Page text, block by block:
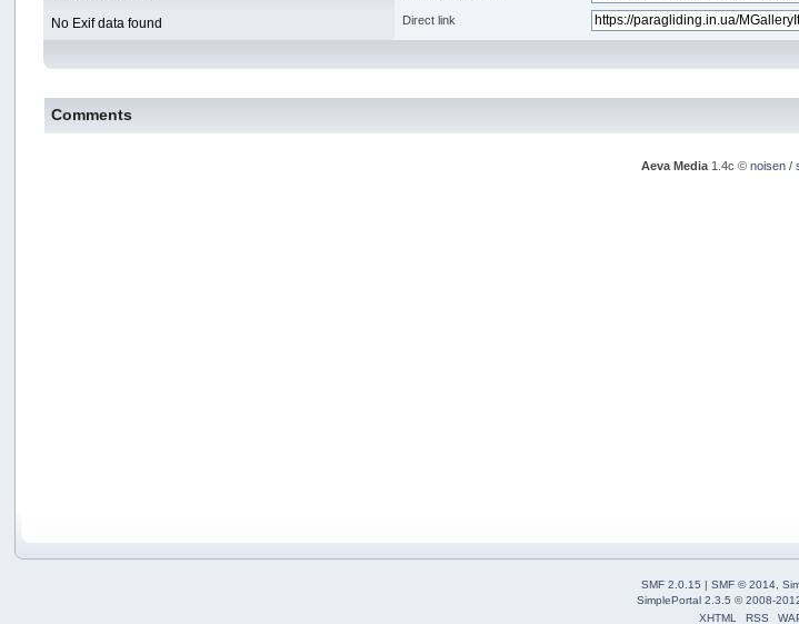
Direct link
No Exif data found
Comments
Aeva Media1.4c © noisen/
SMF 2.0.15 | SMF © 2014,
SimplePortal 2.3.5 © 2008-
XHTML
RSS